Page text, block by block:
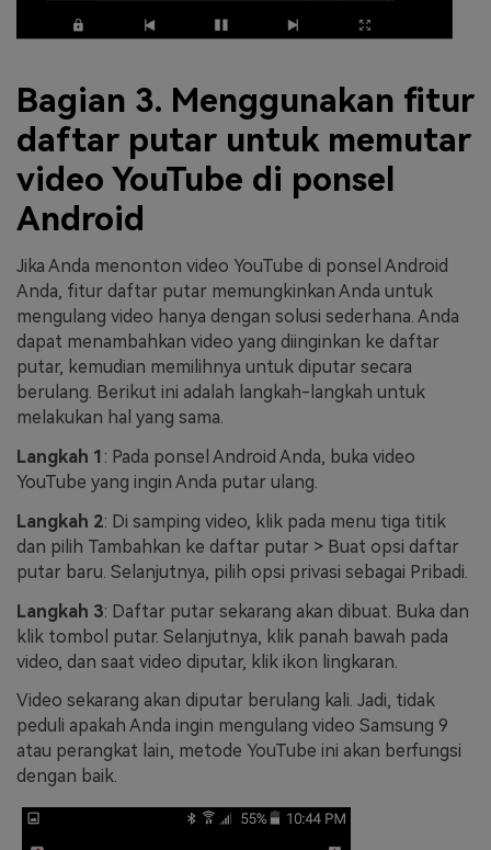
Bagian 3. Menggunakan fitur
daftar putar untuk memutar
video YouTube di ponsel
Android
Jika Anda menonton video YouTube di ponsel Android
Anda, fitur daftar putar memungkinkan Anda untuk
mengulang video hanya dengan solusi sederhana. Anda
dapat menambahkan video yang diinginkan ke daftar
putar, kemudian memilihnya untuk diputar secara
berulang. Berikut ini adalah langkah-langkah untuk
melakukan hal yang sama.
Langkah 1 : Pada ponsel Android Anda, buka video
YouTube yang ingin Anda putar ulang.
Langkah 2: Di samping video, klik pada menu tiga titik
dan pilih Tambahkan ke daftar putar > Buat opsi daftar
putar baru. Selanjutnya, pilih opsi privasi sebagai Pribadi.
Langkah 3: Daftar putar sekarang akan dibuat. Buka dan
klik tombol putar. Selanjutnya, klik panah bawah pada
video, dan saat video diputar, klik ikon lingkaran.
Video sekarang akan diputar berulang kali. Jadi, tidak
peduli apakah Anda ingin mengulang video Samsung 9
atau perangkat lain, metode YouTube ini akan berfungsi
dengan baik.